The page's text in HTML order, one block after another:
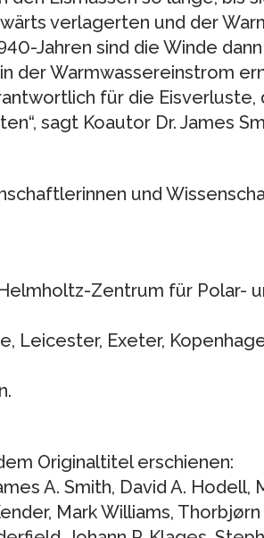
verlagerten und der
Jahren sind die Winde
der Warmwassereinstrom
für die Eisverluste,
sagt Koautor Dr. James
und
Zentrum für Polar-
Leicester, Exeter,
Originaltitel erschienen:
A. Smith, David A. Hodell,
Mark Williams,